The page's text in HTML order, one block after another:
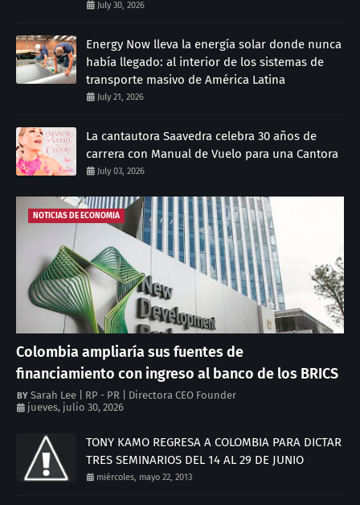
July 30, 2026
Energy Now lleva la energía solar donde nunca
había llegado: al interior de los sistemas de
transporte masivo de América Latina
July 21, 2026
La cantautora Saavedra celebra 30 años de
carrera con Manual de Vuelo para una Cantora
July 03, 2026
NOTICIAS DE ECONOMIA
Colombia ampliaría sus fuentes de
financiamiento con ingreso al banco de los BRICS
Sarah Lee | RP - PR | Directora CEO Founder
jueves, julio 30, 2026
TONY KAMO REGRESA A COLOMBIA PARA DICTAR
TRES SEMINARIOS DEL 14 AL 29 DE JUNIO
miércoles, mayo 22, 2013